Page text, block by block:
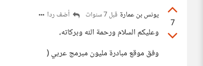
7
يونس بن عمارة قبل 7 سنوات أضف ردا
وعليكم السلام ورحمة الله وبركاته،
وفق موقع مبادرة مليون مبرمج عربي (